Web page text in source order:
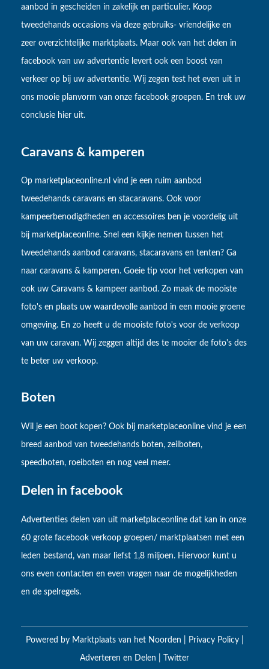
aanbod in gescheiden in zakelijk en particulier. Koop
tweedehands occasions via deze gebruiks- vriendelijke en
zeer overzichtelijke marktplaats. Maar ook van het delen in
facebook van uw advertentie levert ook een boost van
verkeer op bij uw advertentie. Wij zegen test het even uit in
ons mooie planvorm van onze facebook groepen. En trek uw
conclusie hier uit.
Caravans & kamperen
Op marketplaceonline.nl vind je een ruim aanbod
tweedehands caravans en stacaravans. Ook voor
kampeerbenodigdheden en accessoires ben je voordelig uit
bij marketplaceonline. Snel een kijkje nemen tussen het
tweedehands aanbod caravans, stacaravans en tenten? Ga
naar caravans & kamperen. Goeie tip voor het verkopen van
ook uw Caravans & kampeer aanbod. Zo maak de mooiste
foto's en plaats uw waardevolle aanbod in een mooie groene
omgeving. En zo heeft u de mooiste foto's voor de verkoop
van uw caravan. Wij zeggen altijd des te mooier de foto's des
te beter uw verkoop.
Boten
Wil je een boot kopen? Ook bij marketplaceonline vind je een
breed aanbod van tweedehands boten, zeilboten,
speedboten, roeiboten en nog veel meer.
Delen in facebook
Advertenties delen van uit marketplaceonline dat kan in onze
60 grote facebook verkoop groepen/ marktplaatsen met een
leden bestand, van maar liefst 1,8 miljoen. Hiervoor kunt u
ons even contacten en even vragen naar de mogelijkheden
en de spelregels.
Powered by Marktplaats van het Noorden Privacy Policy
Adverteren en Delen Twitter